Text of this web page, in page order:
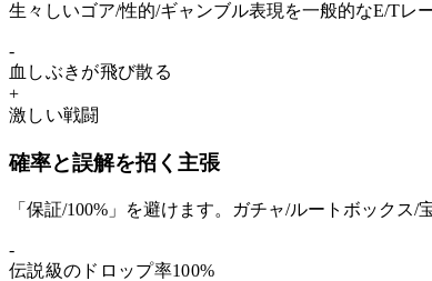
生々しいゴア/性的/ギャンブル表現を一般的なE/Tレ
-
血 しぶきが飛び散る
+
激 し い戦闘
確率と誤解を招く主張
「保証/100%」を避けます。ガチャ/ルートボック
-
伝説級のドロップ率100%